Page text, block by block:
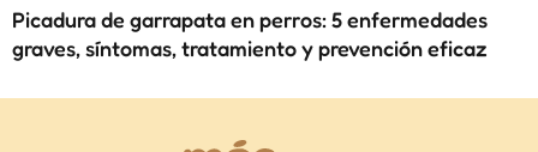
Picadura de garrapata en perros: 5 enfermedades
graves, síntomas, tratamiento y prevención eficaz